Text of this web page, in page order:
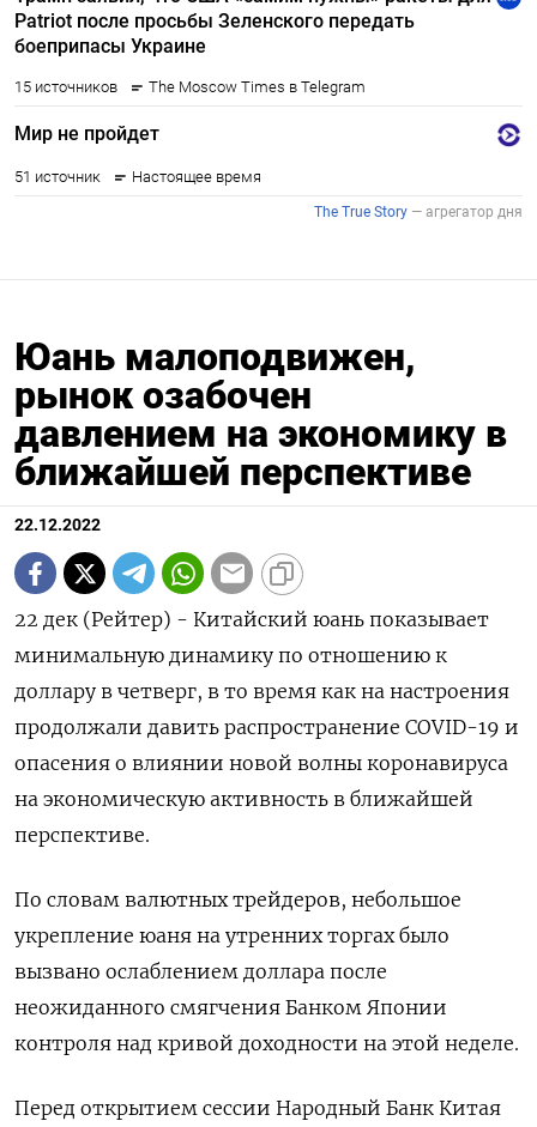
Юань малоподвижен,
рынок озабочен
давлением на экономику в
ближайшей перспективе
22.12.2022
22 дек (Рейтер) - Китайский юань показывает
минимальную динамику по отношению к
доллару в четверг, в то время как на настроения
продолжали давить распространение COVID-19 и
опасения о влиянии новой волны коронавируса
на экономическую активность в ближайшей
перспективе.
По словам валютных трейдеров, небольшое
укрепление юаня на утренних торгах было
вызвано ослаблением доллара после
неожиданного смягчения Банком Японии
контроля над кривой доходности на этой неделе.
Перед открытием сессии Народный Банк Китая